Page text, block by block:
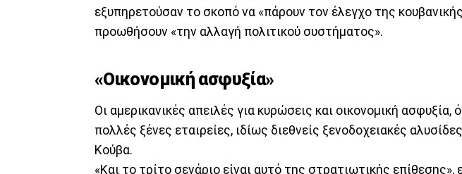
εξυπηρετούσαν το σκοπό να «πάρουν τον έλεγχο της κουβανικής
προωθήσουν «την αλλαγή πολιτικού συστήματος».
«Οικονομική ασφυξία»
Οι αμερικανικές απειλές για κυρώσεις και οικονομική ασφυξία,
πολλές ξένες εταιρείες, ιδίως διεθνείς ξενοδοχειακές
Κούβα.
«Και το τρίτο σενάριο είναι αυτό της στρατιωτικής επίθεσης»,